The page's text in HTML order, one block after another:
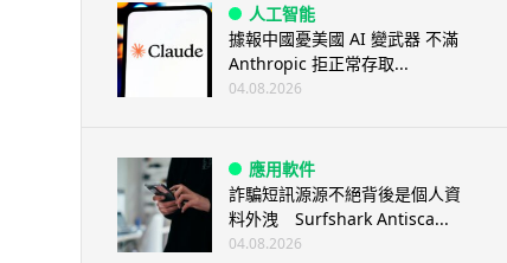
人工智能
據報中國憂美國 AI 變武器 不滿
Anthropic 拒正常存取...
04.08.2026
應用軟件
詐騙短訊源源不絕背後是個人資
料外洩 Surfshark Antisca...
04.08.2026